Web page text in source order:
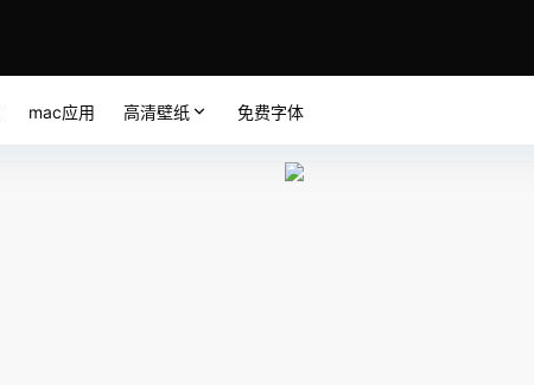
mac应用 高清壁纸 免费字体